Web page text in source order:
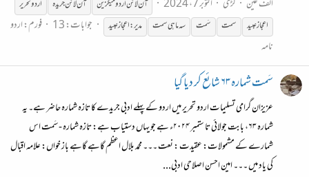
الف عین
لڑی اکتوبر 7، 2024 آن لائن اردو میگزین آن لائن جریدہ
اردو تحریر
اعجازعبید سمت سَمت سہ ماہی سمت مدیر:اعجازعبید جوابات: 13 فورم:اردو
نامہ
سَمت شمارہ ۶۳ شائع کر دیا گیا
عزیزان گرامی تسلیمات اردو تحریر میں اردو کے پہلے ادبی جریدے کا تازہ شمارہ حاضر ہے۔ یہ
شمارہ ۶۳، بابت جولائی تا ستمبر ۲۰۲۴ء ہے جو یہاں دستیاب ہے: تازہ شمارہ - سَمت اس
شمارے کے مشمولات: عقیدت : نعت ۔۔۔ محمد بلال اعظم گاہے گاہے باز خواں: علامہ اقبال
کی یاد میں ۔۔۔ امین احسن اصلاحی ادبی...